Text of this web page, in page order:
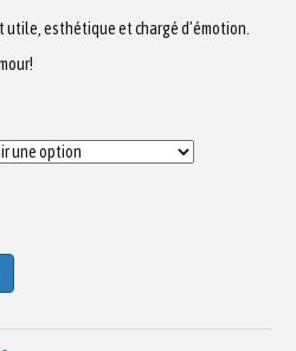
utile, esthétique et chargé d’émotion.